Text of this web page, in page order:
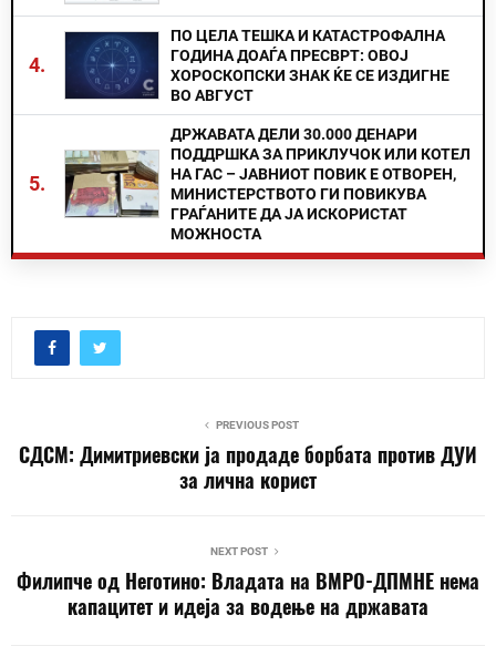
4.
ПО ЦЕЛА ТЕШКА И КАТАСТРОФАЛНА
ГОДИНА ДОАЃА ПРЕСВРТ: ОВОЈ
ХОРОСКОПСКИ ЗНАК ЌЕ СЕ ИЗДИГНЕ
ВО АВГУСТ
5.
ДРЖАВАТА ДЕЛИ 30.000 ДЕНАРИ
ПОДДРШКА ЗА ПРИКЛУЧОК ИЛИ КОТЕЛ
НА ГАС – ЈАВНИОТ ПОВИК Е ОТВОРЕН,
МИНИСТЕРСТВОТО ГИ ПОВИКУВА
ГРАЃАНИТЕ ДА ЈА ИСКОРИСТАТ
МОЖНОСТА
PREVIOUS POST
СДСМ: Димитриевски ја продаде борбата против ДУИ
за лична корист
NEXT POST
Филипче од Неготино: Владата на ВМРО-ДПМНЕ нема
капацитет и идеја за водење на државата